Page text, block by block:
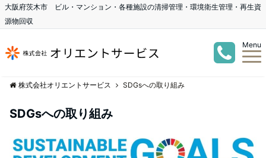
大阪府茨木市 ビル・マンション・各種施設の清掃管理・環境衛生管理・再生資
源物回収
Menu
株式会社オリエントサービス SDGsへの取り組み
SDGsへの取り組み